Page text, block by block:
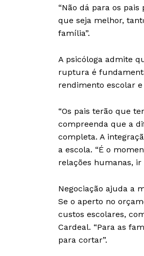
“Não dá para os
que seja melhor,
família”.
A psicóloga admite
ruptura é
rendimento escolar e
“Os pais terão que
compreenda que a
completa. A
a escola. “É o
relações humanas, ir
Negociação ajuda a
Se o aperto no
custos escolares,
Cardeal. “Para as
para cortar”.